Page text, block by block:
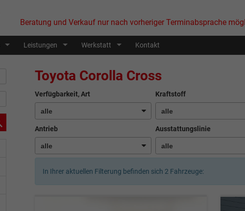
Beratung und Verkauf nur nach vorheriger Terminabsprache
Leistungen Werkstatt Kontakt
Toyota Corolla Cross
Verfügbarkeit, Art Kraftstoff
Antrieb Ausstattungslinie
In Ihrer aktuellen Filterung befinden sich 2 Fahrzeuge: